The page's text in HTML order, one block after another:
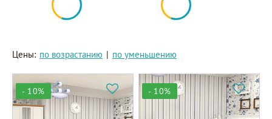
Цены: по возрастанию | по уменьшению
- 10% - 10%